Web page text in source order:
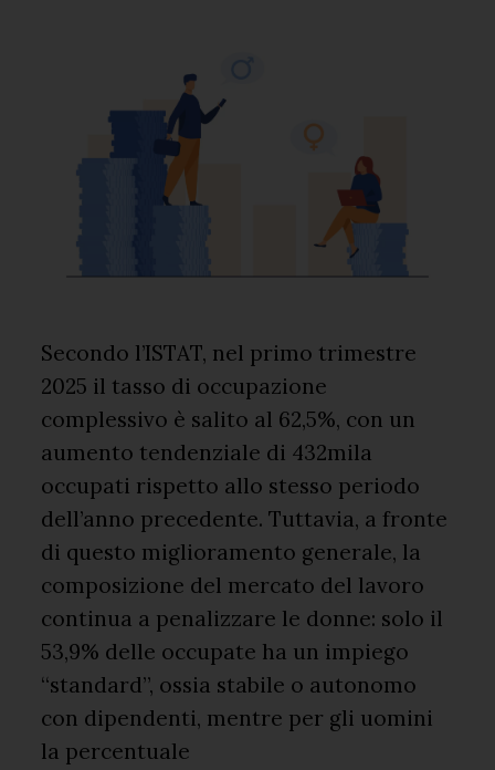
Secondo l’ISTAT, nel primo trimestre
2025 il tasso di occupazione
complessivo è salito al 62,5%, con un
aumento tendenziale di 432mila
occupati rispetto allo stesso periodo
dell’anno precedente. Tuttavia, a fronte
di questo miglioramento generale, la
composizione del mercato del lavoro
continua a penalizzare le donne: solo il
53,9% delle occupate ha un impiego
“standard”, ossia stabile o autonomo
con dipendenti, mentre per gli uomini
la percentuale